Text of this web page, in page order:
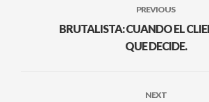
PREVIOUS
BRUTALISTA: CUANDO EL
QUE DECIDE.
NEXT